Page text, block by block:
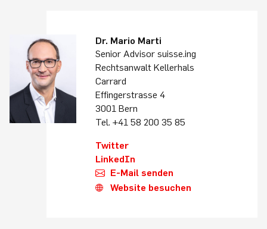
Dr. Mario Marti
Senior Advisor suisse.ing
Rechtsanwalt Kellerhals
Carrard
Effingerstrasse 4
3001 Bern
Tel. +41 58 200 35 85
Twitter
LinkedIn
E-Mail senden
Website besuchen